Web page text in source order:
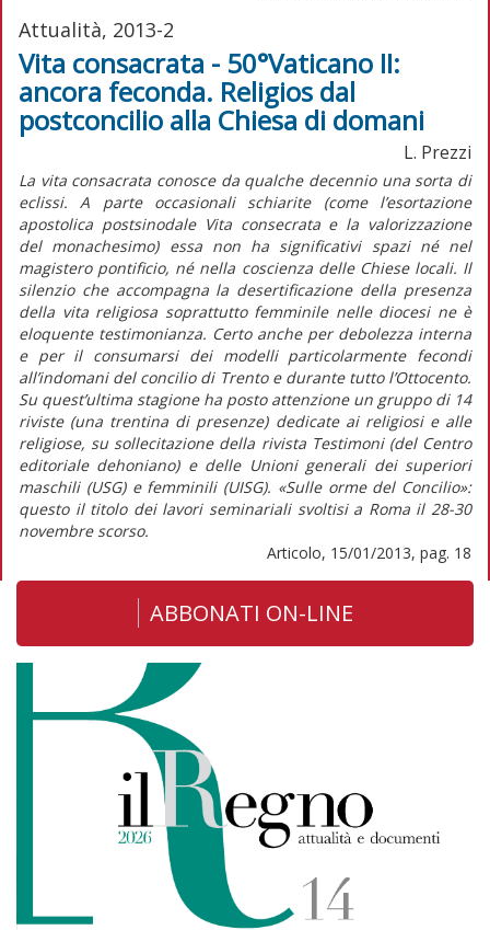
Attualità, 2013-2
Vita consacrata - 50°Vaticano II:
ancora feconda. Religios dal
postconcilio alla Chiesa di domani
L. Prezzi
La vita consacrata conosce da qualche decennio una sorta di
eclissi. A parte occasionali schiarite (come l’esortazione
apostolica postsinodale Vita consecrata e la valorizzazione
del monachesimo) essa non ha significativi spazi né nel
magistero pontificio, né nella coscienza delle Chiese locali. Il
silenzio che accompagna la desertificazione della presenza
della vita religiosa soprattutto femminile nelle diocesi ne è
eloquente testimonianza. Certo anche per debolezza interna
e per il consumarsi dei modelli particolarmente fecondi
all’indomani del concilio di Trento e durante tutto l’Ottocento.
Su quest’ultima stagione ha posto attenzione un gruppo di 14
riviste (una trentina di presenze) dedicate ai religiosi e alle
religiose, su sollecitazione della rivista Testimoni (del Centro
editoriale dehoniano) e delle Unioni generali dei superiori
maschili (USG) e femminili (UISG). «Sulle orme del Concilio»:
questo il titolo dei lavori seminariali svoltisi a Roma il 28-30
novembre scorso.
Articolo, 15/01/2013, pag. 18
ABBONATI ON-LINE